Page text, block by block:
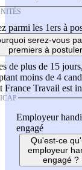
parmi les 1ers à
serez-vous
premiers à
de plus de 15 jours,
moins de 4
France Travail est
Employeur
engagé
Qu'est-ce
employeur
engagé ?